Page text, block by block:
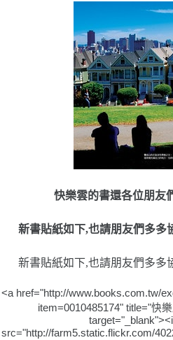
快樂雲的書還各位朋友
新書貼紙如下,也請朋友們多多
新書貼紙如下,也請朋友們多多
<a href="http://www.books.com.tw/
item=0010485174" title="快
src="http://farm5.static.flickr.com/